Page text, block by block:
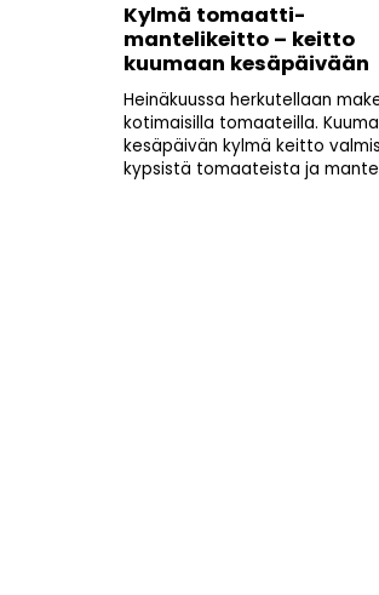
Kylmä tomaatti-
mantelikeitto – keitto
kuumaan kesäpäivään
Heinäkuussa herkutellaan
kotimaisilla tomaateilla.
kesäpäivän kylmä keitto
kypsistä tomaateista ja